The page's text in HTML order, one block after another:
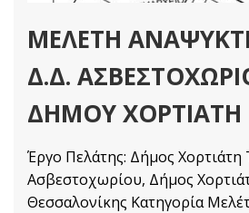
ΜΕΛΕΤΗ
Δ.Δ.
ΔΗΜΟΥ ΧΟΡΤΙΑΤΗ
Έργο Πελάτης: Δήμος Χορτιάτη
Ασβεστοχωρίου, Δήμος
Θεσσαλονίκης Κατηγορία